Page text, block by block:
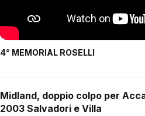
4° MEMORIAL ROSELLI
Midland, doppio colpo per
2003 Salvadori e Villa